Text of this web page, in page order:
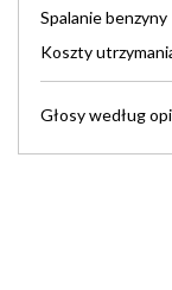
Spalanie benzyny
Koszty
Głosy według